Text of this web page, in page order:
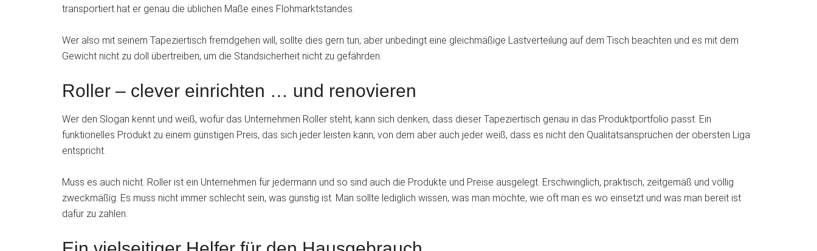
transportiert hat er genau die üblichen Maße eines Flohmarktstandes.
Wer also mit seinem Tapeziertisch fremdgehen will, sollte dies gern tun, aber unbedingt eine gleichmäßige Lastverteilung auf dem Tisch beachten und es mit dem
Gewicht nicht zu doll übertreiben, um die Standsicherheit nicht zu gefährden.
Roller – clever einrichten … und renovieren
Wer den Slogan kennt und weiß, wofür das Unternehmen Roller steht, kann sich denken, dass dieser Tapeziertisch genau in das Produktportfolio passt. Ein
funktionelles Produkt zu einem günstigen Preis, das sich jeder leisten kann, von dem aber auch jeder weiß, dass es nicht den Qualitätsansprüchen der obersten Liga
entspricht.
Muss es auch nicht. Roller ist ein Unternehmen für jedermann und so sind auch die Produkte und Preise ausgelegt. Erschwinglich, praktisch, zeitgemäß und völlig
zweckmäßig. Es muss nicht immer schlecht sein, was günstig ist. Man sollte lediglich wissen, was man möchte, wie oft man es wo einsetzt und was man bereit ist
dafür zu zahlen.